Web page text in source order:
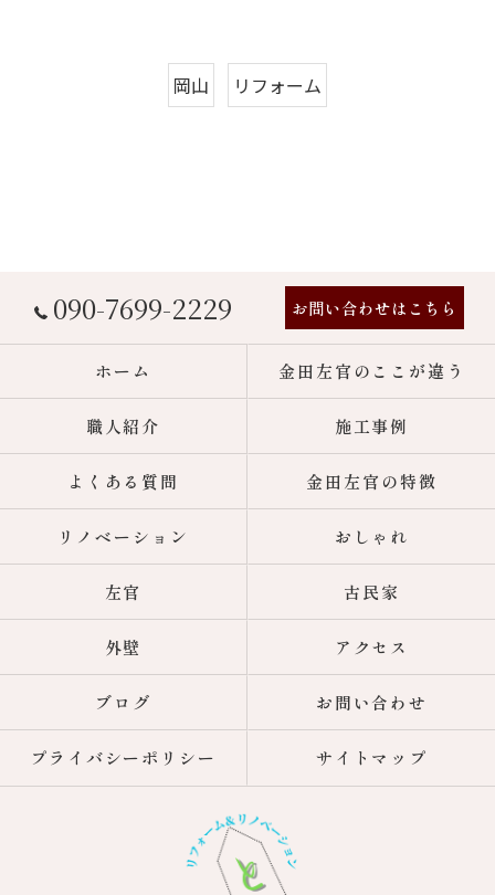
岡山 リフォーム
090-7699-2229 お問い合わせはこちら
ホーム 金田左官のここが違う
職人紹介 施工事例
よくある質問 金田左官の特徴
リノベーション おしゃれ
左官 古民家
外壁 アクセス
ブログ お問い合わせ
プライバシーポリシー サイトマップ